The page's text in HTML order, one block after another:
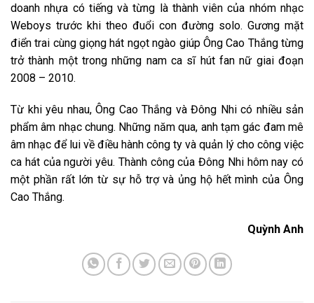
doanh nhựa có tiếng và từng là thành viên của nhóm nhạc
Weboys trước khi theo đuổi con đường solo. Gương mặt
điển trai cùng giọng hát ngọt ngào giúp Ông Cao Thắng từng
trở thành một trong những nam ca sĩ hút fan nữ giai đoạn
2008 – 2010.
Từ khi yêu nhau, Ông Cao Thắng và Đông Nhi có nhiều sản
phẩm âm nhạc chung. Những năm qua, anh tạm gác đam mê
âm nhạc để lui về điều hành công ty và quản lý cho công việc
ca hát của người yêu. Thành công của Đông Nhi hôm nay có
một phần rất lớn từ sự hỗ trợ và ủng hộ hết mình của Ông
Cao Thắng.
Quỳnh Anh